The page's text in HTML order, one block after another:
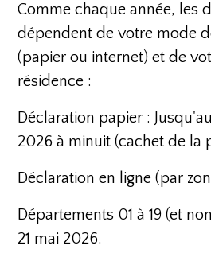
Comme chaque année, les
dépendent de votre mode
(papier ou internet) et de
résidence :
Déclaration papier :
2026 à minuit (cachet de la
Déclaration en ligne (par
Départements 01 à 19 (et
21 mai 2026.